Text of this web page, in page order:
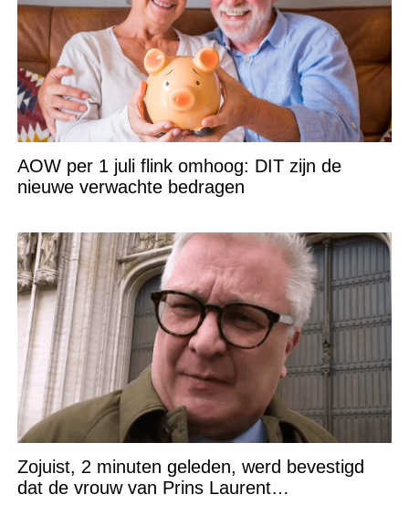
AOW per 1 juli flink omhoog: DIT zijn de
nieuwe verwachte bedragen
Zojuist, 2 minuten geleden, werd bevestigd
dat de vrouw van Prins Laurent…